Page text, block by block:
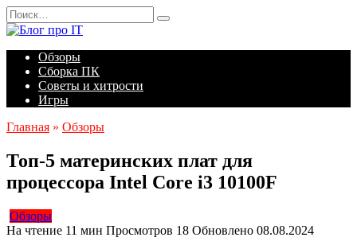
Перейти
к
содержанию
Search
for:
Обзоры
Сборка ПК
Советы и хитрости
Игры
Главная » Обзоры
Топ-5 материнских плат для
процессора Intel Core i3 10100F
Обзоры
На чтение 11 мин Просмотров 18 Обновлено 08.08.2024